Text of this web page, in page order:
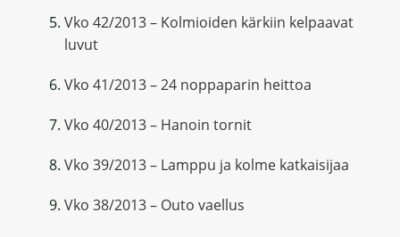
Vko 42/2013 – Kolmioiden kärkiin kelpaavat
luvut
Vko 41/2013 – 24 noppaparin heittoa
Vko 40/2013 – Hanoin tornit
Vko 39/2013 – Lamppu ja kolme katkaisijaa
Vko 38/2013 – Outo vaellus